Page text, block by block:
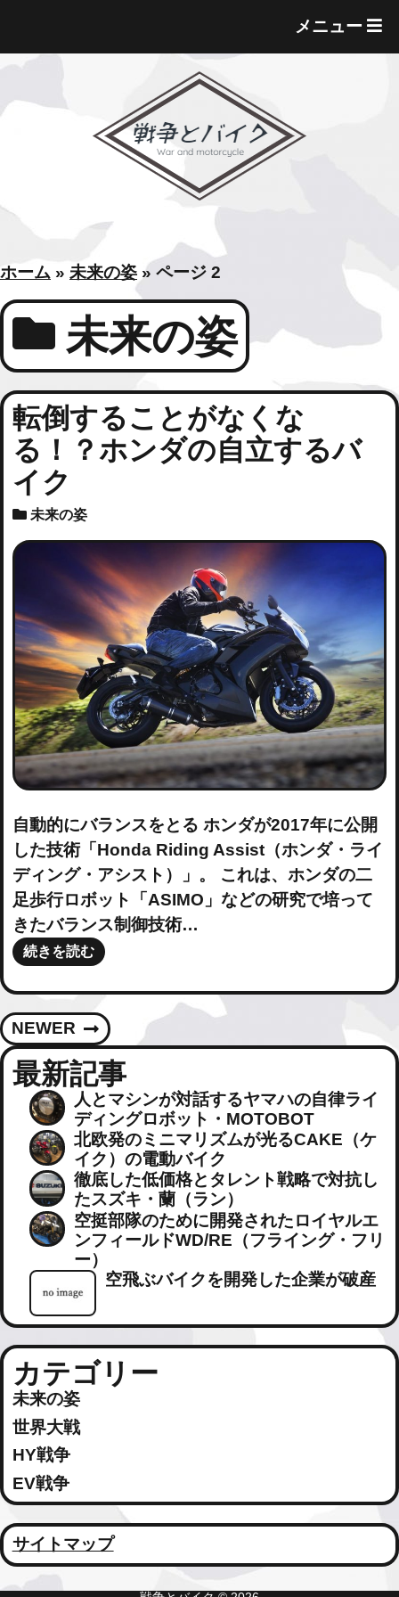
メニュー
T
ホーム » 未来の姿 » ページ 2
未来の姿
転倒することがなくな
る！？ホンダの自立するバ
イク
未来の姿
自動的にバランスをとる ホンダが2017年に公開
した技術「Honda Riding Assist（ホンダ・ライ
ディング・アシスト）」。 これは、ホンダの二
足歩行ロボット「ASIMO」などの研究で培って
きたバランス制御技術…
続きを読む
投
稿
ナ
ビ
ゲ
ー
シ
ョ
ン
NEWER
最新記事
人とマシンが対話するヤマハの自律ライ
ディングロボット・MOTOBOT
北欧発のミニマリズムが光るCAKE（ケ
イク）の電動バイク
徹底した低価格とタレント戦略で対抗し
たスズキ・蘭（ラン）
空挺部隊のために開発されたロイヤルエ
ンフィールドWD/RE（フライング・フリ
ー）
空飛ぶバイクを開発した企業が破産
カテゴリー
未来の姿
世界大戦
HY戦争
EV戦争
サイトマップ